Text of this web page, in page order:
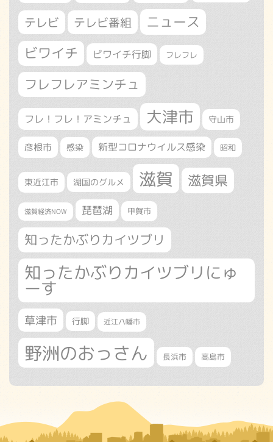
テレビ テレビ番組 ニュース
ビワイチ ビワイチ行脚 フレフレ
フレフレアミンチュ
フレ！フレ！アミンチュ 大津市 守山市
彦根市 感染 新型コロナウイルス感染 昭和
東近江市 湖国のグルメ 滋賀 滋賀県
滋賀経済NOW 琵琶湖 甲賀市
知ったかぶりカイツブリ
知ったかぶりカイツブリにゅ
ーす
草津市 行脚 近江八幡市
野洲のおっさん 長浜市 高島市